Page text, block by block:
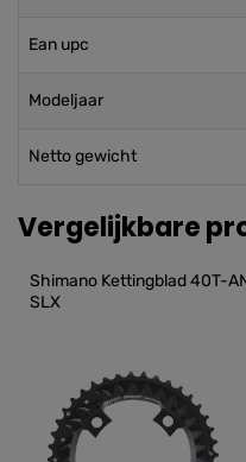
Ean upc
Modeljaar
Netto gewicht
Vergelijkbare
Shimano Kettingblad 40T-
SLX